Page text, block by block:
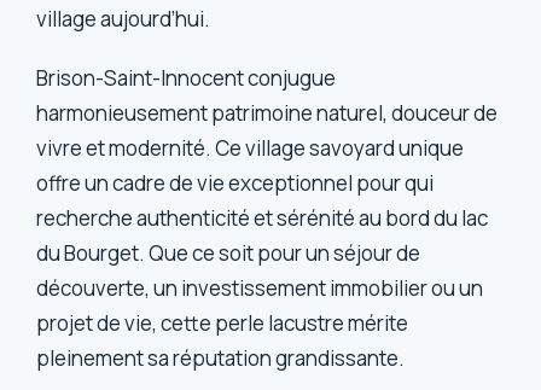
village aujourd’hui.
Brison-Saint-Innocent conjugue
harmonieusement patrimoine naturel, douceur de
vivre et modernité. Ce village savoyard unique
offre un cadre de vie exceptionnel pour qui
recherche authenticité et sérénité au bord du lac
du Bourget. Que ce soit pour un séjour de
découverte, un investissement immobilier ou un
projet de vie, cette perle lacustre mérite
pleinement sa réputation grandissante.